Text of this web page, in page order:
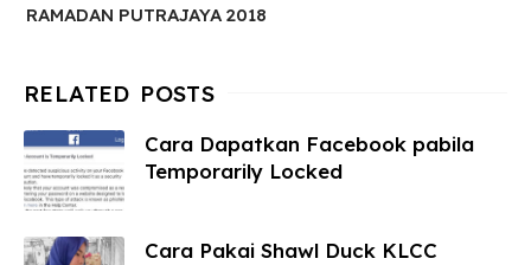
RAMADAN PUTRAJAYA 2018
Cara Dapatkan Facebook pabila
Temporarily Locked
Cara Pakai Shawl Duck KLCC